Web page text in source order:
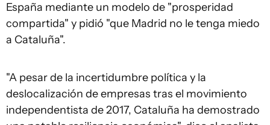
España mediante un modelo de "prosperidad
compartida" y pidió "que Madrid no le tenga miedo
a Cataluña".
"A pesar de la incertidumbre política y la
deslocalización de empresas tras el movimiento
independentista de 2017, Cataluña ha demostrado